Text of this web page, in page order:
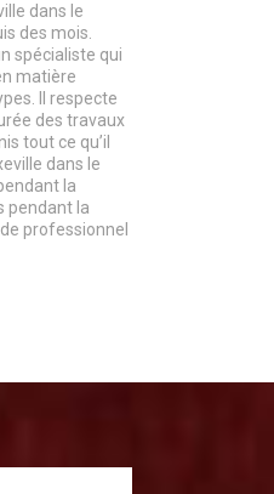
dans le
des mois.
spécialiste qui
matière
Il respecte
des travaux
tout ce qu’il
dans le
la
pendant la
professionnel